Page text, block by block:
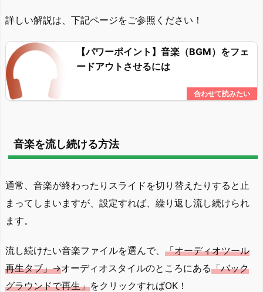
詳しい解説は、下記ページをご参照ください！
【パワーポイント】音楽（BGM）をフェ
ードアウトさせるには
音楽を流し続ける方法
通常、音楽が終わったりスライドを切り替えたりすると止
まってしまいますが、設定すれば、繰り返し流し続けられ
ます。
流し続けたい音楽ファイルを選んで、 「オーディオツール
再生タブ」→オーディオスタイルのところにある「バック
グラウンドで再生」をクリックすればOK！